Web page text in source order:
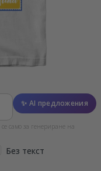
✨ AI предложения
само за генериране на
Без текст